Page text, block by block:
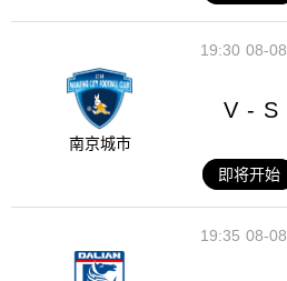
08-08
19:30
南京城市
V - S
即将开始
08-08
19:35